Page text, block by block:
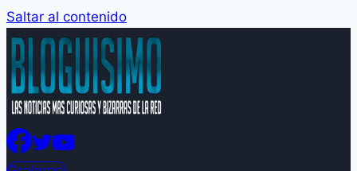
Saltar al contenido